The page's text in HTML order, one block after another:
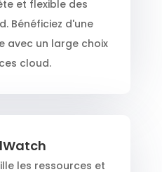
et flexible des
Bénéficiez d'une
avec un large choix
cloud.
les ressources et